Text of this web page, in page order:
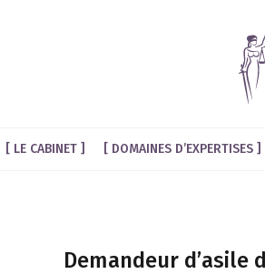
LE CABINET DOMAINES D’EXPERTISES
Demandeur